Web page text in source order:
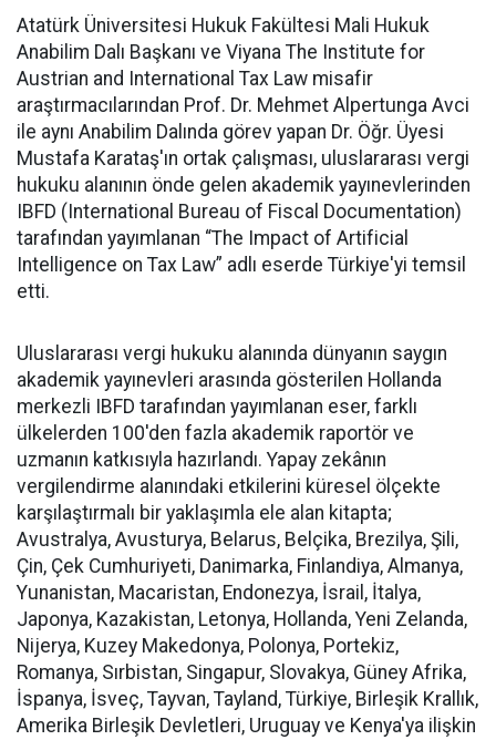
Atatürk Üniversitesi Hukuk Fakültesi Mali Hukuk
Anabilim Dalı Başkanı ve Viyana The Institute for
Austrian and International Tax Law misafir
araştırmacılarından Prof. Dr. Mehmet Alpertunga Avci
ile aynı Anabilim Dalında görev yapan Dr. Öğr. Üyesi
Mustafa Karataş'ın ortak çalışması, uluslararası vergi
hukuku alanının önde gelen akademik yayınevlerinden
IBFD (International Bureau of Fiscal Documentation)
tarafından yayımlanan “The Impact of Artificial
Intelligence on Tax Law” adlı eserde Türkiye'yi temsil
etti.
Uluslararası vergi hukuku alanında dünyanın saygın
akademik yayınevleri arasında gösterilen Hollanda
merkezli IBFD tarafından yayımlanan eser, farklı
ülkelerden 100'den fazla akademik raportör ve
uzmanın katkısıyla hazırlandı. Yapay zekânın
vergilendirme alanındaki etkilerini küresel ölçekte
karşılaştırmalı bir yaklaşımla ele alan kitapta;
Avustralya, Avusturya, Belarus, Belçika, Brezilya, Şili,
Çin, Çek Cumhuriyeti, Danimarka, Finlandiya, Almanya,
Yunanistan, Macaristan, Endonezya, İsrail, İtalya,
Japonya, Kazakistan, Letonya, Hollanda, Yeni Zelanda,
Nijerya, Kuzey Makedonya, Polonya, Portekiz,
Romanya, Sırbistan, Singapur, Slovakya, Güney Afrika,
İspanya, İsveç, Tayvan, Tayland, Türkiye, Birleşik Krallık,
Amerika Birleşik Devletleri, Uruguay ve Kenya'ya ilişkin